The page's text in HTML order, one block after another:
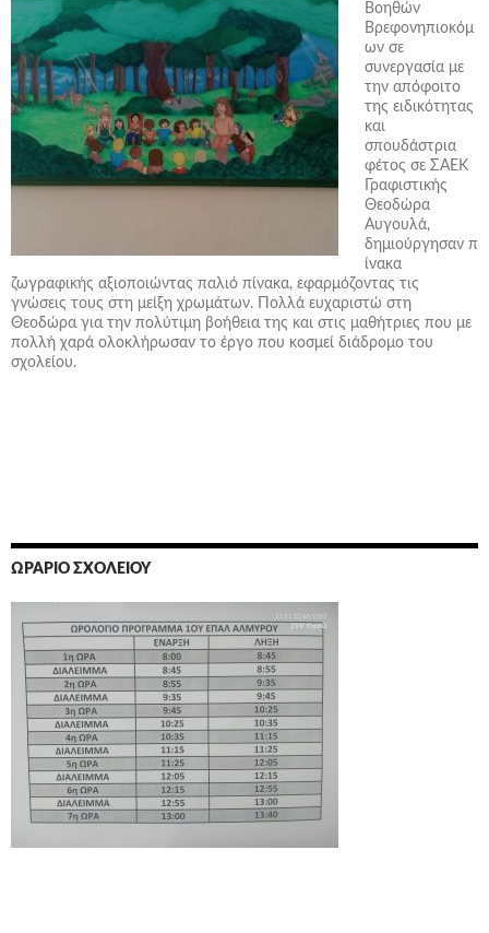
Βοηθών
Βρεφονηπιοκόμ
ων σε
συνεργασία με
την απόφοιτο
της ειδικότητας
και
σπουδάστρια
φέτος σε ΣΑΕΚ
Γραφιστικής
Θεοδώρα
Αυγουλά,
δημιούργησαν π
ίνακα
ζωγραφικής αξιοποιώντας παλιό πίνακα, εφαρμόζοντας τις
γνώσεις τους στη μείξη χρωμάτων. Πολλά ευχαριστώ στη
Θεοδώρα για την πολύτιμη βοήθεια της και στις μαθήτριες που με
πολλή χαρά ολοκλήρωσαν το έργο που κοσμεί διάδρομο του
σχολείου.
ΩΡΆΡΙΟ ΣΧΟΛΕΊΟΥ